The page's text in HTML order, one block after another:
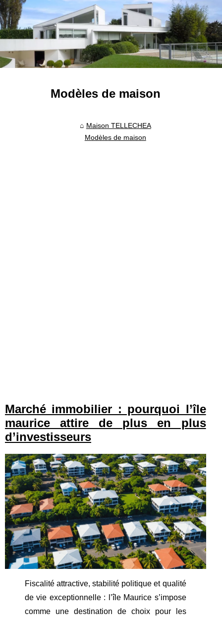
Modèles de maison
Maison TELLECHEA
Modèles de maison
Marché immobilier : pourquoi l’île
maurice attire de plus en plus
d’investisseurs
Fiscalité attractive, stabilité politique et qualité
de vie exceptionnelle : l’île Maurice s’impose
comme une destination de choix pour les